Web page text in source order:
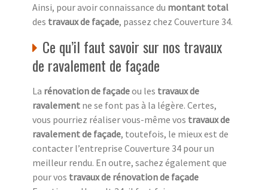
Ainsi, pour avoir connaissance du montant total
des travaux de façade, passez chez Couverture 34.
Ce qu’il faut savoir sur nos travaux
de ravalement de façade
La rénovation de façadeou les travaux de
ravalement ne se font pas à la légère. Certes,
vous pourriez réaliser vous-même vos travaux de
ravalement de façade, toutefois, le mieux est de
contacter l’entreprise Couverture 34 pour un
meilleur rendu. En outre, sachez également que
pour vos travaux de rénovation de façade